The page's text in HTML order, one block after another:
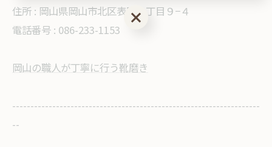
住所 : 岡山県岡山市北区表町１丁目９−４
電話番号 : 086-233-1153
岡山の職人が丁寧に行う靴磨き
--------------------------------------------------------------------
--
お問い合わせはこちら